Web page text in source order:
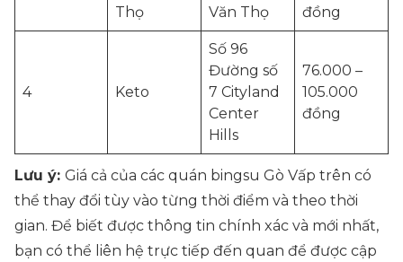
Thọ
Văn Thọ
đồng
4 Keto
Số 96
Đường số
7 Cityland
Center
Hills
76.000 –
105.000
đồng
Lưu ý: Giá cả của các quán bingsu Gò Vấp trên có
thể thay đổi tùy vào từng thời điểm và theo thời
gian. Để biết được thông tin chính xác và mới nhất,
bạn có thể liên hệ trực tiếp đến quan để được cập